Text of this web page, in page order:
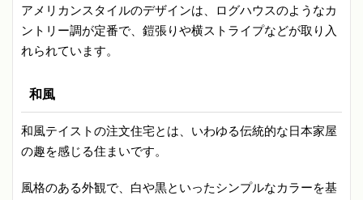
アメリカンスタイルのデザインは、ログハウスのようなカ
ントリー調が定番で、鎧張りや横ストライプなどが取り入
れられています。
和風
和風テイストの注文住宅とは、いわゆる伝統的な日本家屋
の趣を感じる住まいです。
風格のある外観で、白や黒といったシンプルなカラーを基